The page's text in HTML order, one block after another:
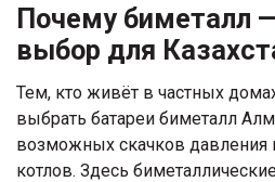
Почему биметалл
выбор для
Тем, кто живёт в частных
выбрать батареи биметалл
возможных скачков давления
котлов. Здесь